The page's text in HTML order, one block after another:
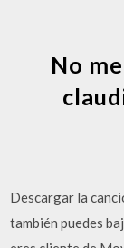
No
Descargar la
también puedes